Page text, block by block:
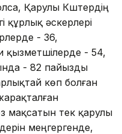
Қарулы Күштердің
құрлық әскерлері
- 36,
қызметшілерде - 54,
- 82 пайызды
көп болған
мақсатын тек қарулы
меңгергенде,